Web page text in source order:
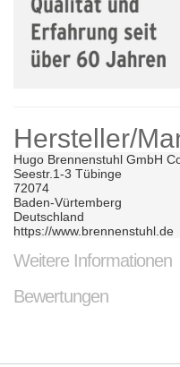
Hersteller/
Hugo Brennenstuhl GmbH
Seestr.1-3 Tübinge
72074
Baden-Vürtemberg
Deutschland
https://www.brennenstuhl.de
Weitere Informationen
Bewertungen